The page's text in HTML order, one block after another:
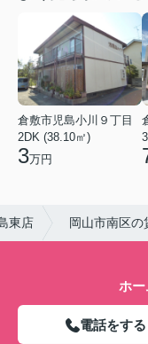
倉敷市児島小川９丁目
2DK (38.10㎡)
3万円
東店 岡山市南区の
ホ
電話をする